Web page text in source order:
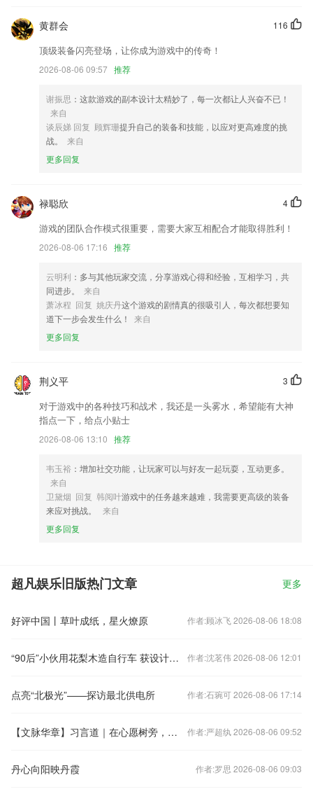
新增批量校验书签功能，全自动多线程校验
优化了意见反馈功能
离线导游优化；
上线疫情一站查询平台，持续提供疫情相关信息及工具
增加桌面组件支持
联系我们
改。
116
黄群会
顶级装备闪亮登场，让你成为游戏中的传奇！
2026-08-06 09:57 推荐
谢振思 ：这款游戏的副本设计太精妙了，每一次都让人兴奋不已！
来自
谈辰娣 回复 顾辉珊提升自己的装备和技能，以应对更高难度的挑
战。
来自
更多回复
4
禄聪欣
游戏的团队合作模式很重要，需要大家互相配合才能取得胜利！
2026-08-06 17:16 推荐
云明利 ：多与其他玩家交流，分享游戏心得和经验，互相学习，共
同进步。
来自
萧冰程 回复 姚庆丹这个游戏的剧情真的很吸引人，每次都想要知
道下一步会发生什么！
来自
更多回复
3
荆义平
对于游戏中的各种技巧和战术，我还是一头雾水，希望能有大神
指点一下，给点小贴士
2026-08-06 13:10 推荐
韦玉裕 ：增加社交功能，让玩家可以与好友一起玩耍，互动更多。
来自
卫黛烟 回复 韩阅叶游戏中的任务越来越难，我需要更高级的装备
来应对挑战。
来自
更多回复
超凡娱乐旧版热门文章 更多
好评中国丨草叶成纸，星火燎原 作者:顾冰飞 2026-08-06 18:08
“90后”小伙用花梨木造自行车 获设计界大奖 作者:沈茗伟 2026-08-06 12:01
点亮“北极光”——探访最北供电所 作者:石琬可 2026-08-06 17:14
【文脉华章】习言道｜在心愿树旁，习近平说出自己的心愿 作者:严超纨 2026-08-06 09:52
丹心向阳映丹霞 作者:罗思 2026-08-06 09:03